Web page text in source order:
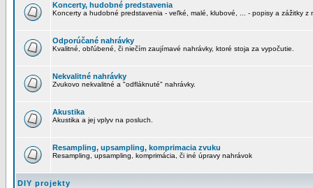
Koncerty, hudobné predstavenia
Koncerty a hudobné predstavenia - veľké, malé, klubové, ... - popisy a zážitky z
Odporúčané nahrávky
Kvalitné, obľúbené, či niečím zaujímavé nahrávky, ktoré stoja za vypočutie.
Nekvalitné nahrávky
Zvukovo nekvalitné a "odfláknuté" nahrávky.
Akustika
Akustika a jej vplyv na posluch.
Resampling, upsampling, komprimacia zvuku
Resampling, upsampling, komprimácia, či iné úpravy nahrávok
DIY projekty